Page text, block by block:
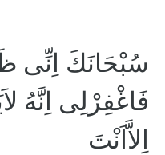
سُبْحَانَكَ اِنِّى
فَاغْفِرْلِى اِنَّهُ
اِلاَّاَنْتَ